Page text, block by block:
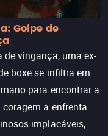
Golpe de
de vingança, uma ex-
boxe se infiltra em
para encontrar a
coragem a enfrenta
implacáveis,